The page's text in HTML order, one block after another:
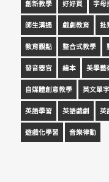
創新教學 好好買 字母
師生溝通 戲劇教育 批
教育觀點 整合式教學
發音器官 繪本 美學藝
自媒體創意教學 英文單字
英語學習 英語戲劇 英
遊戲化學習 音樂律動